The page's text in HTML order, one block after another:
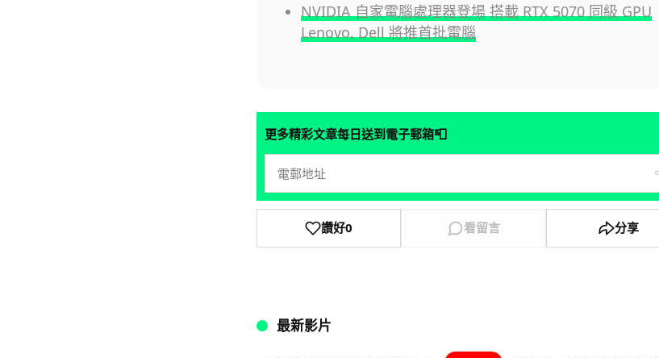
NVIDIA 自家電腦處理器登場 搭載 RTX 5070 同級 GPU
Lenovo, Dell 將推首批電腦
更多精彩文章每日送到電子郵箱📮
讚好0 看留言 分享
最新影片